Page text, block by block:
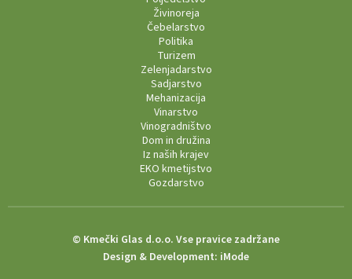
Živinoreja
Čebelarstvo
Politika
Turizem
Zelenjadarstvo
Sadjarstvo
Mehanizacija
Vinarstvo
Vinogradništvo
Dom in družina
Iz naših krajev
EKO kmetijstvo
Gozdarstvo
© Kmečki Glas d.o.o. Vse pravice zadržane
Design & Development: iMode